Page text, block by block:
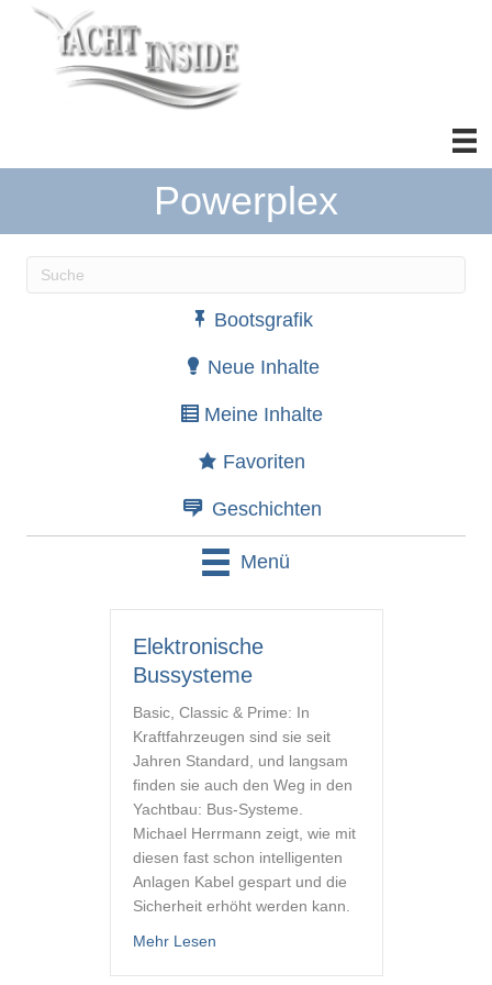
Powerplex
Wenn die Ergebnisse der automatischen
Bootsgrafik
Neue Inhalte
Meine Inhalte
Favoriten
Geschichten
Menü
Elektronische
Bussysteme
Basic, Classic & Prime: In
Kraftfahrzeugen sind sie seit
Jahren Standard, und langsam
finden sie auch den Weg in den
Yachtbau: Bus-Systeme.
Michael Herrmann zeigt, wie mit
diesen fast schon intelligenten
Anlagen Kabel gespart und die
Sicherheit erhöht werden kann.
Mehr Lesenabout Elektronische Bussysteme